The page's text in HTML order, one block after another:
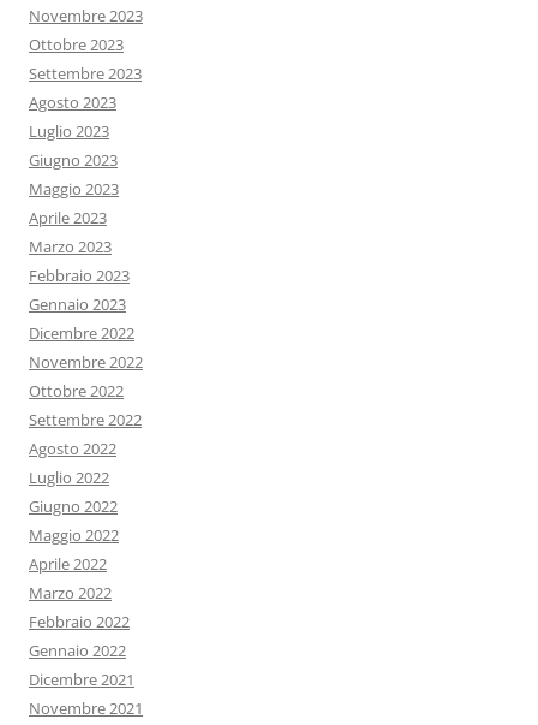
Novembre 2023
Ottobre 2023
Settembre 2023
Agosto 2023
Luglio 2023
Giugno 2023
Maggio 2023
Aprile 2023
Marzo 2023
Febbraio 2023
Gennaio 2023
Dicembre 2022
Novembre 2022
Ottobre 2022
Settembre 2022
Agosto 2022
Luglio 2022
Giugno 2022
Maggio 2022
Aprile 2022
Marzo 2022
Febbraio 2022
Gennaio 2022
Dicembre 2021
Novembre 2021